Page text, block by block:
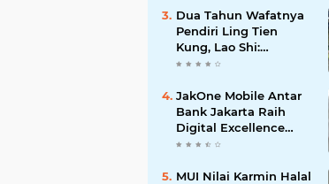
Dua Tahun Wafatnya
Pendiri Ling Tien
Kung, Lao Shi:
Amanah Harus Kita
JakOne Mobile Antar
Bank Jakarta Raih
Digital Excellence
Awards 2026
MUI Nilai Karmin Halal